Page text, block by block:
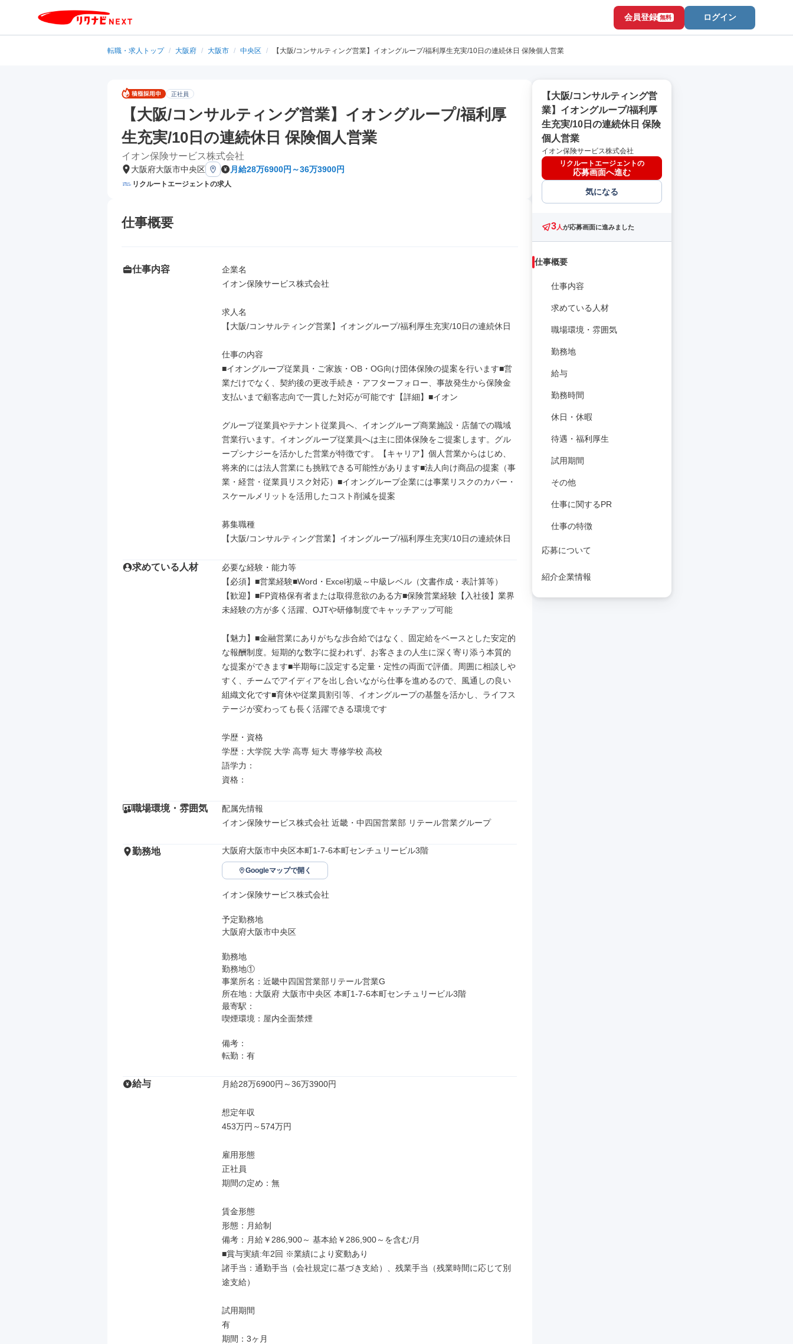
会員登録 無料 ログイン
転職・求人トップ / 大阪府 / 大阪市 / 中央区 / 【大阪/コンサルティング営業】イオングループ/福利厚生充実/10日の連続休日 保険個人営業
正社員
【大阪/コンサルティング営業】イオングループ/福利厚
生充実/10日の連続休日 保険個人営業
イオン保険サービス株式会社
大阪府大阪市中央区 月給28万6900円～36万3900円
リクルートエージェントの求人
仕事概要
仕事内容
企業名
イオン保険サービス株式会社
求人名
【大阪/コンサルティング営業】イオングループ/福利厚生充実/10日の連続休日
仕事の内容
■イオングループ従業員・ご家族・OB・OG向け団体保険の提案を行います■営
業だけでなく、契約後の更改手続き・アフターフォロー、事故発生から保険金
支払いまで顧客志向で一貫した対応が可能です【詳細】■イオン
グループ従業員やテナント従業員へ、イオングループ商業施設・店舗での職域
営業行います。イオングループ従業員へは主に団体保険をご提案します。グル
ープシナジーを活かした営業が特徴です。【キャリア】個人営業からはじめ、
将来的には法人営業にも挑戦できる可能性があります■法人向け商品の提案（事
業・経営・従業員リスク対応）■イオングループ企業には事業リスクのカバー・
スケールメリットを活用したコスト削減を提案
募集職種
【大阪/コンサルティング営業】イオングループ/福利厚生充実/10日の連続休日
求めている人材
必要な経験・能力等
【必須】■営業経験■Word・Excel初級～中級レベル（文書作成・表計算等）
【歓迎】■FP資格保有者または取得意欲のある方■保険営業経験【入社後】業界
未経験の方が多く活躍、OJTや研修制度でキャッチアップ可能
【魅力】■金融営業にありがちな歩合給ではなく、固定給をベースとした安定的
な報酬制度。短期的な数字に捉われず、お客さまの人生に深く寄り添う本質的
な提案ができます■半期毎に設定する定量・定性の両面で評価。周囲に相談しや
すく、チームでアイディアを出し合いながら仕事を進めるので、風通しの良い
組織文化です■育休や従業員割引等、イオングループの基盤を活かし、ライフス
テージが変わっても長く活躍できる環境です
学歴・資格
学歴：大学院 大学 高専 短大 専修学校 高校
語学力：
資格：
職場環境・雰囲気
配属先情報
イオン保険サービス株式会社 近畿・中四国営業部 リテール営業グループ
勤務地 大阪府大阪市中央区本町1-7-6本町センチュリービル3階
Googleマップで開く
イオン保険サービス株式会社
予定勤務地
大阪府大阪市中央区
勤務地
勤務地①
事業所名：近畿中四国営業部リテール営業G
所在地：大阪府 大阪市中央区 本町1-7-6本町センチュリービル3階
最寄駅：
喫煙環境：屋内全面禁煙
備考：
転勤：有
給与 月給28万6900円～36万3900円
想定年収
453万円～574万円
雇用形態
正社員
期間の定め：無
賃金形態
形態：月給制
備考：月給￥286,900～ 基本給￥286,900～を含む/月
■賞与実績:年2回 ※業績により変動あり
諸手当：通勤手当（会社規定に基づき支給）、残業手当（残業時間に応じて別
途支給）
試用期間
有
期間：3ヶ月
【大阪/コンサルティング営
業】イオングループ/福利厚
生充実/10日の連続休日 保険
個人営業
イオン保険サービス株式会社
リクルートエージェントの
応募画面へ進む
気になる
3人が応募画面に進みました
仕事概要
仕事内容
求めている人材
職場環境・雰囲気
勤務地
給与
勤務時間
休日・休暇
待遇・福利厚生
試用期間
その他
仕事に関するPR
仕事の特徴
応募について
紹介企業情報